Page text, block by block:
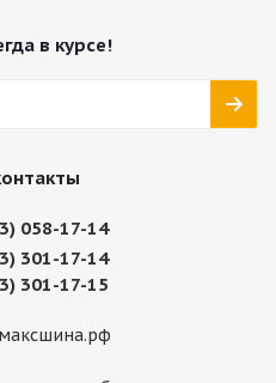
в курсе!
058-17-14
301-17-14
301-17-15